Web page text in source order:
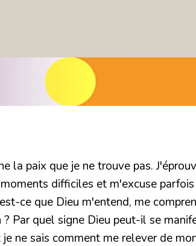
la paix que je ne trouve pas.
difficiles et m'excuse
ce que Dieu m'entend, me
Par quel signe Dieu peut-il se
ne sais comment me relever de